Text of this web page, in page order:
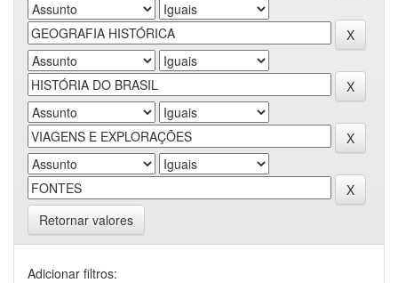
Retornar valores
Adicionar filtros: